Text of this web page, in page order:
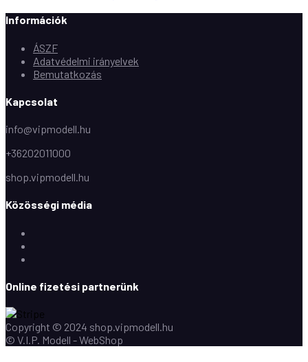
Információk
ÁSZF
Adatvédelmi irányelvek
Bemutatkozás
Kapcsolat
info@vipmodell.hu
+36202011000
shop.vipmodell.hu
Közösségi média
Online fizetési partnerünk
Copyright © 2024 shop.vipmodell.hu
© V.I.P. Modell - WebShop